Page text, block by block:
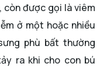
còn được gọi là viêm
ở một hoặc nhiều
phù bất thường
ra khi cho con bú